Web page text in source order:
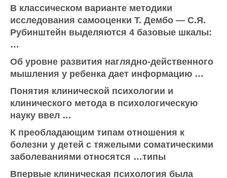
В классическом варианте методики
исследования самооценки Т. Дембо — С.Я.
Рубинштейн выделяются 4 базовые шкалы:
…
Об уровне развития наглядно-действенного
мышления у ребенка дает информацию …
Понятия клинической психологии и
клинического метода в психологическую
науку ввел …
К преобладающим типам отношения к
болезни у детей с тяжелыми соматическими
заболеваниями относятся …типы
Впервые клиническая психология была